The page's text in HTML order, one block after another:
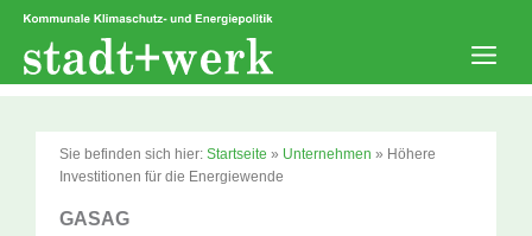
Zum
springen
Sie befinden sich hier: Startseite » Unternehmen » Höhere
Investitionen für die Energiewende
GASAG